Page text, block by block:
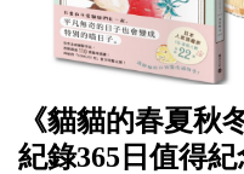
《貓貓的春夏秋
紀錄365日值得